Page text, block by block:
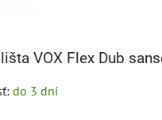
VOX Flex Dub
do 3 dní